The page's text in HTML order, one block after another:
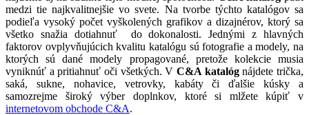
medzi tie najkvalitnejšie vo svete. Na tvorbe týchto katalógov sa
podieľa vysoký počet vyškolených grafikov a dizajnérov, ktorý sa
všetko snažia dotiahnuť do dokonalosti. Jednými z hlavných
faktorov ovplyvňujúcich kvalitu katalógu sú fotografie a modely, na
ktorých sú dané modely propagované, pretože kolekcie musia
vyniknúť a pritiahnuť oči všetkých. V C&A katalógnájdete trička,
saká, sukne, nohavice, vetrovky, kabáty či ďalšie kúsky a
samozrejme široký výber doplnkov, ktoré si mlžete kúpiť v
internetovom obchode C&A.